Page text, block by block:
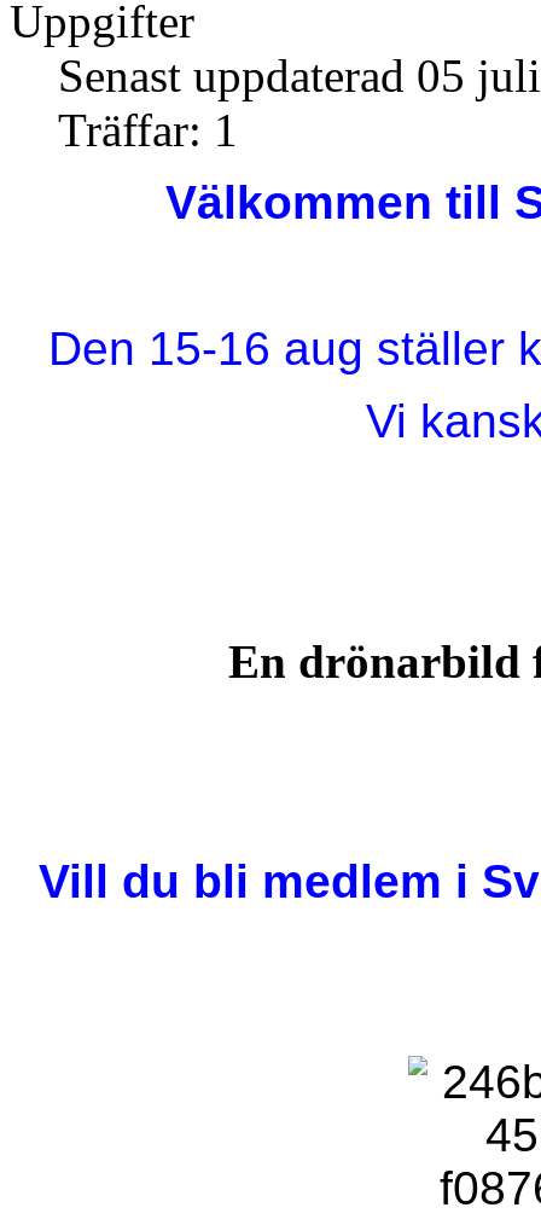
Uppgifter
Senast uppdaterad 05
Träffar: 1
Välkommen till
Den 15-16 aug ställer
Vi
En drönarbild
Vill du bli medlem i